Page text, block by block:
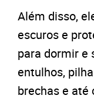
Além disso,
escuros e
para dormir e
entulhos,
brechas e até